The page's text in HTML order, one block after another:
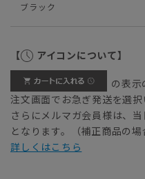
ブラック
【 アイコンについて】
の表示
注文画面でお急ぎ発送を選択
さらにメルマガ会員様は、
となります。（補正商品の場
詳しくはこちら